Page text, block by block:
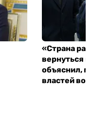
«Страна
вернуться
объяснил,
властей